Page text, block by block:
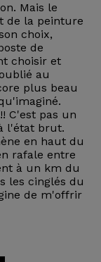
Mais le
de la peinture
choix,
de
choisir et
au
plus beau
C'est pas un
l'état brut.
en haut du
rafale entre
à un km du
les cinglés du
de m'offrir